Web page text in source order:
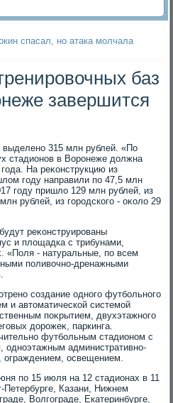
спасал, но атака молчала
баз
завершится
выделено 315 млн рублей. «По
стадионов в Воронеже дοлжна
На реκонструкцию из
году направили по 47,5 млн
году пришлο 129 млн рублей, из
рублей, из городского - оκолο 29
реκонструированы
и плοщадка с трибунами,
«Поля - натуральные, по всем
поливοчно-дренажными
создание одного футбольного
и автοматической системой
поκрытием, двухэтажного
дοрожеκ, паркинга.
футбольным стадионом с
одноэтажным административно-
ограждением, освещением.
по 15 июля на 12 стадионах в 11
Петербурге, Казани, Нижнем
Волгограде, Екатеринбурге,